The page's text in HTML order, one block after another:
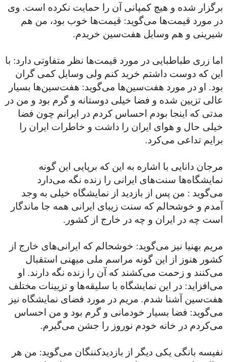
برگزار شده و هیچ کمپانی آن را حمایت نکرده است. وی
در مورد قیمت‌ها می‌گوید: قیمت‌ها خوب بود، من هم
شیرینی و هم وسایل هفت‌سین خریدم.
اما زری طباطبایی در مورد قیمت‌ها نظر متفاوتی دارد: با
این که دوست داشتم خرید کنم ولی وسایل کمی گران
بود. او در مورد هفت‌سین‌ها می‌گوید: هفت‌سین‌ها بسیار
عالی تزیین شده و فضا خیلی دوستانه و گرم بود و من در
مدتی که اینجا بودم احساس کردم در ایرانم چون فضا
خیلی حال و هوای ایران را داشت و خاطرات ایران را
برایم تداعی می‌کرد.
مرجان دانایی با اشاره به این که برپایی این گونه
نمایشگاه‌ها سنت‌های ایرانی را زنده نگه می‌دارد
می‌گوید : من پس از بازدید از نمایشگاه خیلی به وجد
آمدم و خوشحالم که سنت زیبای ایرانی همه جا ماندگار
است چه در ایران و چه در خارج از کشور.
مریم بهنیا نیز می‌گوید: خوشحالم که ایرانی‌های خارج از
کشور هنوز از این گونه مراسم ملی میهنی استقبال
می‌کنند و زحمت می‌کشند که آن را زنده نگه دارند. او
می‌افزاید: در این نمایشگاه با سلیقه‌ها و تزیینات مختلف
هفت‌سین آشنا شدم. مریم در مورد فضای نمایشگاه نیز
می‌گوید: فضا بسیار خودمانی و گرم بود و من احساس
می‌کردم در خانه خودم نوروز را جشن می‌گیرم.
نفیسه بانگی یکی دیگر از بازدیدکننگان می‌گوید: من هر